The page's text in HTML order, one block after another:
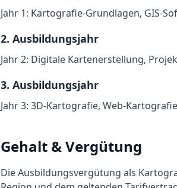
Jahr 1: Kartografie-Grundlagen, GIS-
2. Ausbildungsjahr
Jahr 2: Digitale Kartenerstellung,
3. Ausbildungsjahr
Jahr 3: 3D-Kartografie, Web-
Gehalt & Vergütung
Die Ausbildungsvergütung als